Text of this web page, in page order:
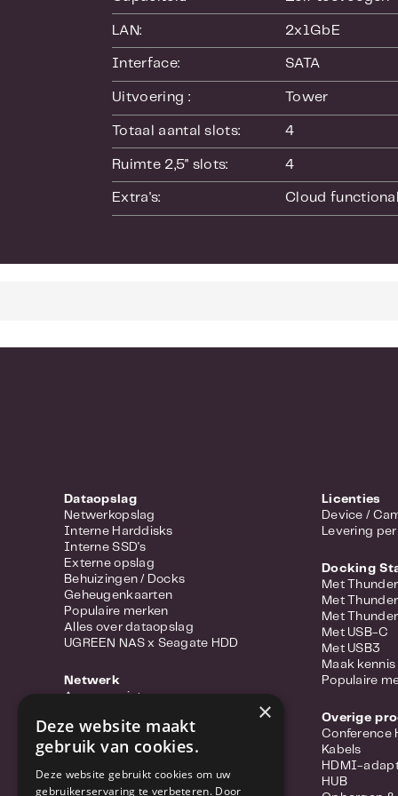
Synology
version
uppen naar
schijven,
[[more]]
Uw
Met de
en met
genieten.
file hebt u
Station en
NAS via een
en mobiele
Eenvoudige
Web
eenvoudig
enkele
gebruikers
LAN: 2x1GbE
Interface: SATA
Uitvoering : Tower
Totaal aantal slots: 4
Ruimte 2,5" slots: 4
Extra's: Cloud
Dataopslag
Netwerkopslag
Interne Harddisks
Interne SSD's
Externe opslag
Behuizingen / Docks
Geheugenkaarten
Populaire merken
Alles over dataopslag
UGREEN NAS x Seagate HDD
Netwerk
Access points
Power-over-ethernet
Range extenders
Converter
Switches
Licenties
Device
Levering
Docking
Met
Met
Met
Met USB-C
Met USB3
Maak
Populaire
Overige
Conference
Kabels
HDMI-
HUB
×
Deze website maakt
gebruik van cookies.
Deze website gebruikt cookies om uw
gebruikerservaring te verbeteren. Door